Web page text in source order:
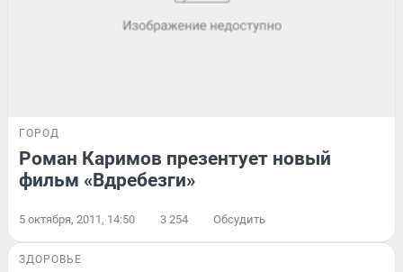
ГОРОД
Роман Каримов презентует новый
фильм «Вдребезги»
5 октября, 2011, 14:50 3 254 Обсудить
ЗДОРОВЬЕ